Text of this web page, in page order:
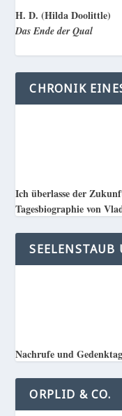
H. D. (Hilda Doolittle)
Das Ende der Qual
CHRONIK
Ich überlasse der
Tagesbiographie von
Nachrufe und
ORPLID & CO.